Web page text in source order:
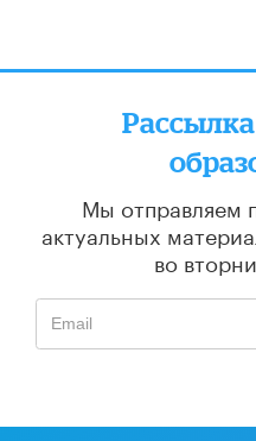
Мы отправляем
актуальных
во